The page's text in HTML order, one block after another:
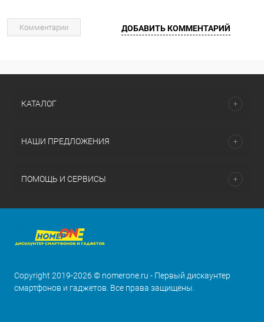
Комментарии ДОБАВИТЬ КОММЕНТАРИЙ
КАТАЛОГ
НАШИ ПРЕДЛОЖЕНИЯ
ПОМОЩЬ И СЕРВИСЫ
Copyright 2019-2026 © nomerone.ru - Первый дискаунтер
смартфонов и гаджетов. Все права защищены.